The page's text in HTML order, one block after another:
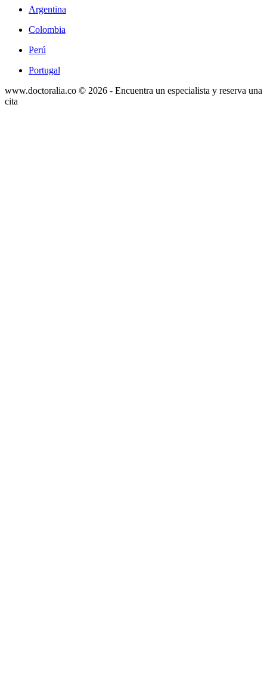
Argentina
Colombia
Perú
Portugal
www.doctoralia.co © 2026 - Encuentra un especialista y reserva una
cita